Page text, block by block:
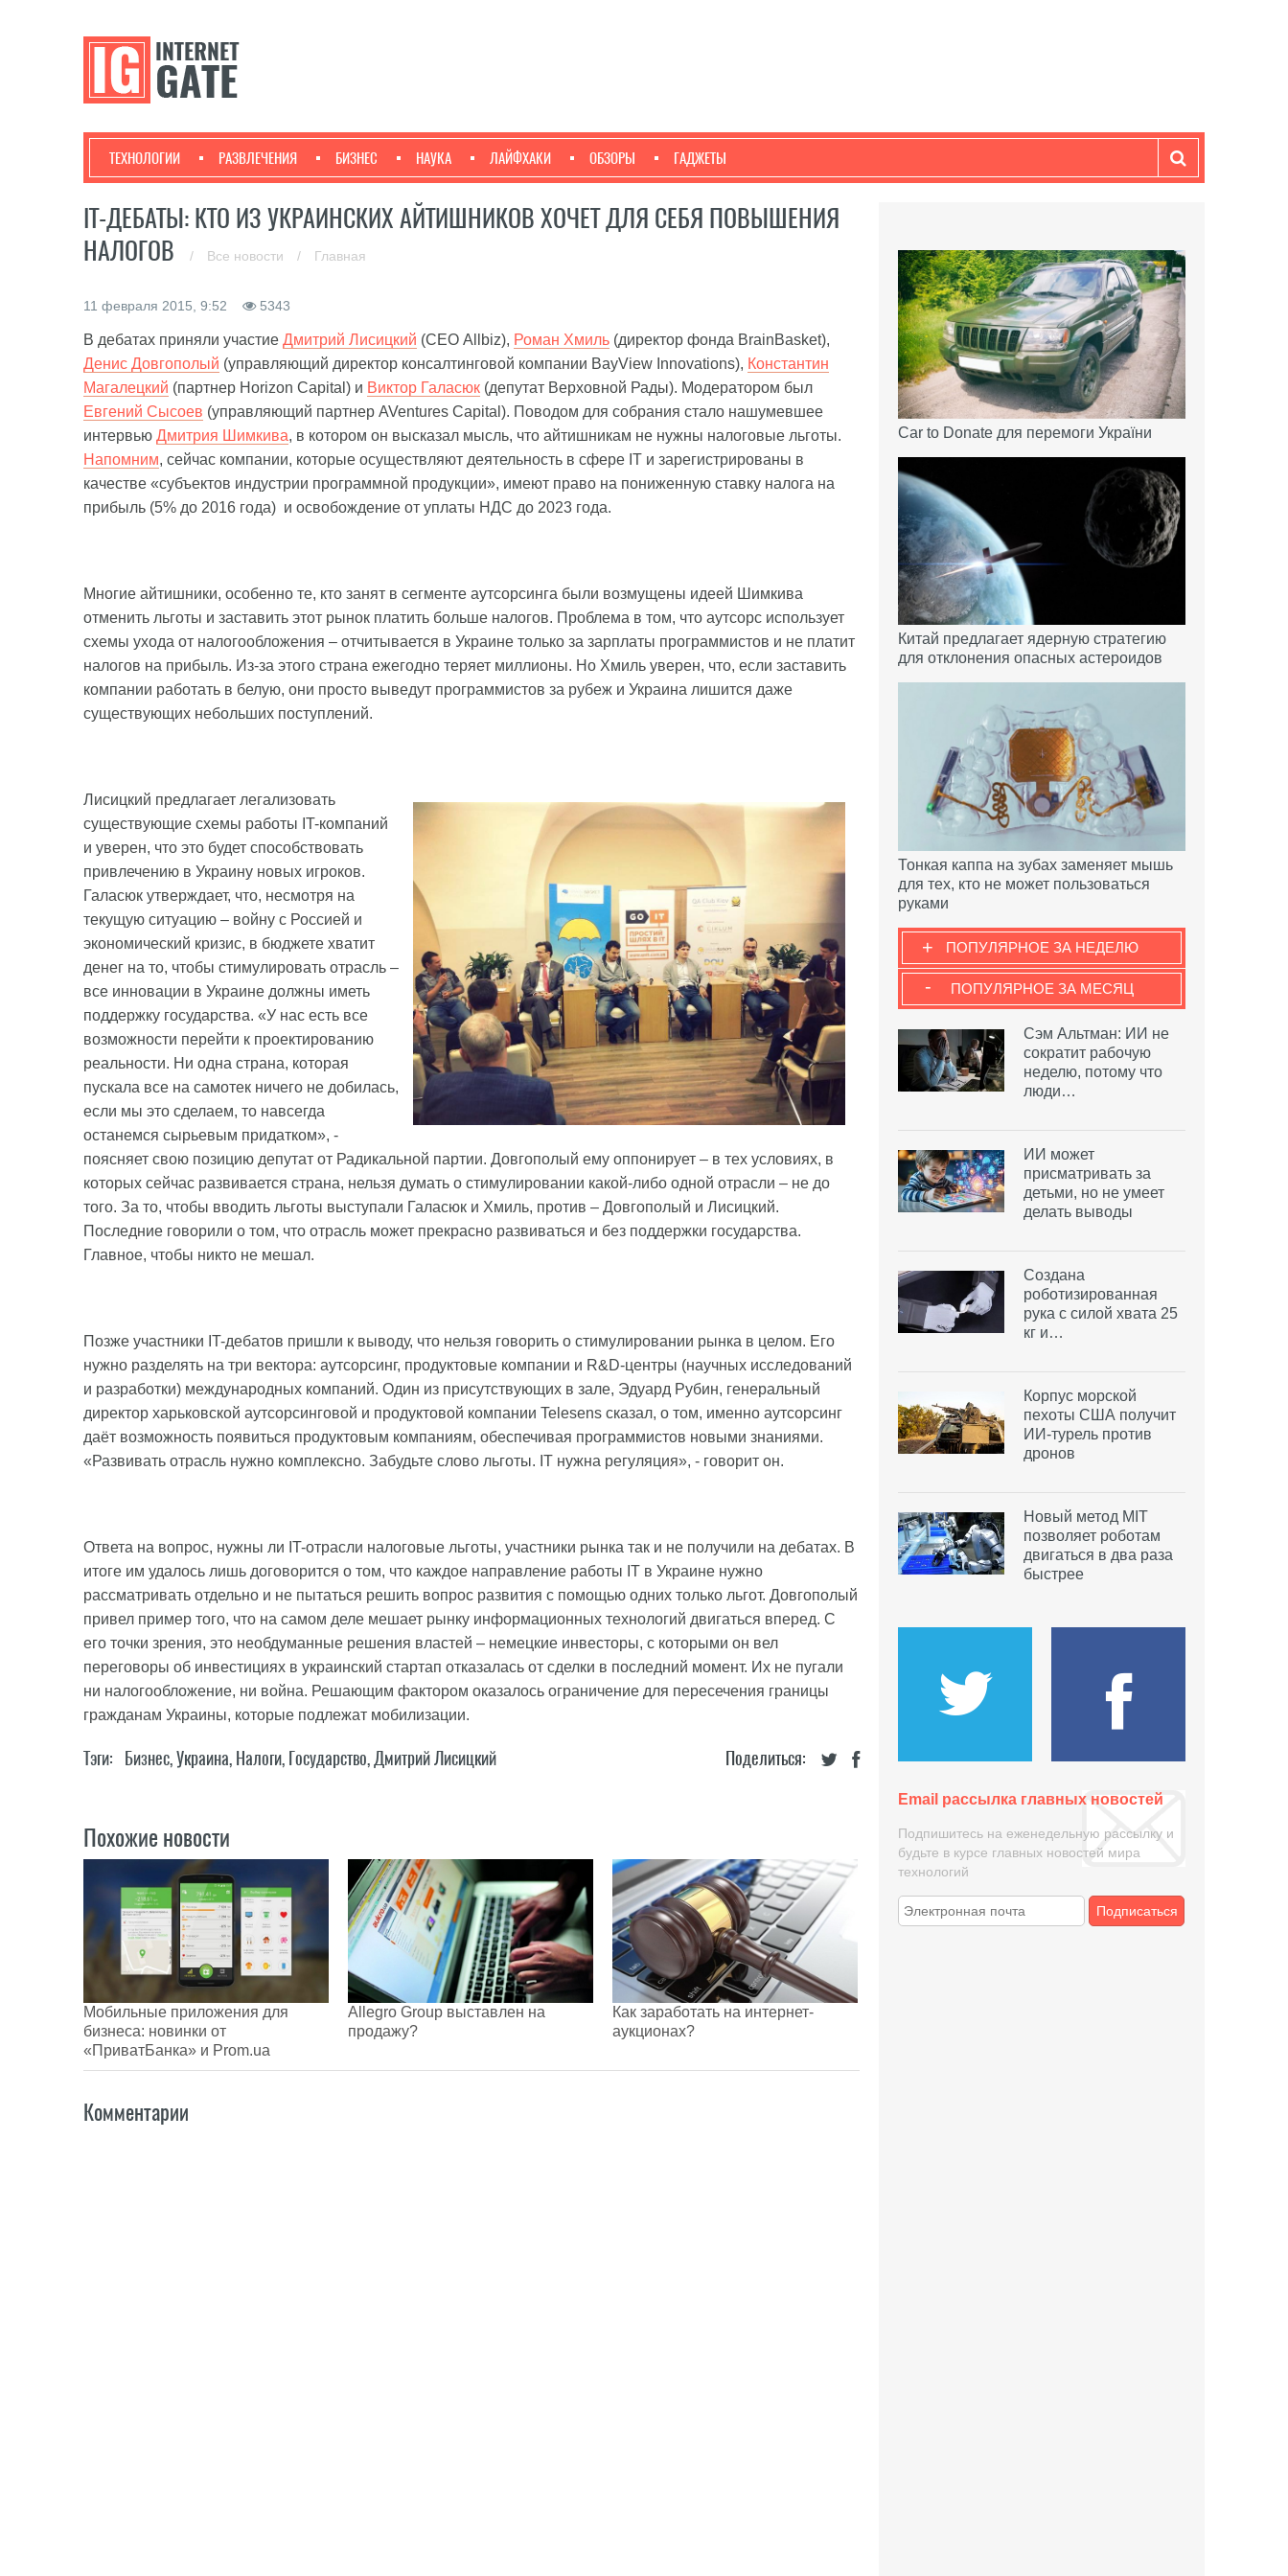
ТЕХНОЛОГИИ РАЗВЛЕЧЕНИЯ БИЗНЕС НАУКА ЛАЙФХАКИ ОБЗОРЫ ГАДЖЕТЫ
IТ-ДЕБАТЫ: КТО ИЗ УКРАИНСКИХ АЙТИШНИКОВ ХОЧЕТ ДЛЯ СЕБЯ ПОВЫШЕНИЯ
НАЛОГОВ
/ Все новости / Главная
11 февраля 2015, 9:52 5343
В дебатах приняли участие Дмитрий Лисицкий (СЕО Allbiz), Роман Хмиль (директор фонда BrainBasket),
Денис Довгополый (управляющий директор консалтинговой компании BayView Innovations), Константин
Магалецкий (партнер Horizon Capital) и Виктор Галасюк (депутат Верховной Рады). Модератором был
Евгений Сысоев (управляющий партнер AVentures Capital). Поводом для собрания стало нашумевшее
интервью Дмитрия Шимкива, в котором он высказал мысль, что айтишникам не нужны налоговые льготы.
Напомним, сейчас компании, которые осуществляют деятельность в сфере IТ и зарегистрированы в
качестве «субъектов индустрии программной продукции», имеют право на пониженную ставку налога на
прибыль (5% до 2016 года) и освобождение от уплаты НДС до 2023 года.
Многие айтишники, особенно те, кто занят в сегменте аутсорсинга были возмущены идеей Шимкива
отменить льготы и заставить этот рынок платить больше налогов. Проблема в том, что аутсорс использует
схемы ухода от налогообложения – отчитывается в Украине только за зарплаты программистов и не платит
налогов на прибыль. Из-за этого страна ежегодно теряет миллионы. Но Хмиль уверен, что, если заставить
компании работать в белую, они просто выведут программистов за рубеж и Украина лишится даже
существующих небольших поступлений.
Лисицкий предлагает легализовать
существующие схемы работы IT-компаний
и уверен, что это будет способствовать
привлечению в Украину новых игроков.
Галасюк утверждает, что, несмотря на
текущую ситуацию – войну с Россией и
экономический кризис, в бюджете хватит
денег на то, чтобы стимулировать отрасль –
все инновации в Украине должны иметь
поддержку государства. «У нас есть все
возможности перейти к проектированию
реальности. Ни одна страна, которая
пускала все на самотек ничего не добилась,
если мы это сделаем, то навсегда
останемся сырьевым придатком», -
поясняет свою позицию депутат от Радикальной партии. Довгополый ему оппонирует – в тех условиях, в
которых сейчас развивается страна, нельзя думать о стимулировании какой-либо одной отрасли – не до
того. За то, чтобы вводить льготы выступали Галасюк и Хмиль, против – Довгополый и Лисицкий.
Последние говорили о том, что отрасль может прекрасно развиваться и без поддержки государства.
Главное, чтобы никто не мешал.
Позже участники IT-дебатов пришли к выводу, что нельзя говорить о стимулировании рынка в целом. Его
нужно разделять на три вектора: аутсорсинг, продуктовые компании и R&D-центры (научных исследований
и разработки) международных компаний. Один из присутствующих в зале, Эдуард Рубин, генеральный
директор харьковской аутсорсинговой и продуктовой компании Telesens сказал, о том, именно аутсорсинг
даёт возможность появиться продуктовым компаниям, обеспечивая программистов новыми знаниями.
«Развивать отрасль нужно комплексно. Забудьте слово льготы. IТ нужна регуляция», - говорит он.
Ответа на вопрос, нужны ли IT-отрасли налоговые льготы, участники рынка так и не получили на дебатах. В
итоге им удалось лишь договорится о том, что каждое направление работы IT в Украине нужно
рассматривать отдельно и не пытаться решить вопрос развития с помощью одних только льгот. Довгополый
привел пример того, что на самом деле мешает рынку информационных технологий двигаться вперед. С
его точки зрения, это необдуманные решения властей – немецкие инвесторы, с которыми он вел
переговоры об инвестициях в украинский стартап отказалась от сделки в последний момент. Их не пугали
ни налогообложение, ни война. Решающим фактором оказалось ограничение для пересечения границы
гражданам Украины, которые подлежат мобилизации.
Поделиться:
Тэги: Бизнес,Украина, Налоги, Государство,Дмитрий Лисицкий
Похожие новости
Мобильные приложения для
бизнеса: новинки от
«ПриватБанка» и Prom.ua
Allegro Group выставлен на
продажу?
Как заработать на интернет-
аукционах?
Комментарии
Car to Donate для перемоги України
Китай предлагает ядерную стратегию
для отклонения опасных астероидов
Тонкая каппа на зубах заменяет мышь
для тех, кто не может пользоваться
руками
ПОПУЛЯРНОЕ ЗА НЕДЕЛЮ
+
ПОПУЛЯРНОЕ ЗА МЕСЯЦ
-
Сэм Альтман: ИИ не
сократит рабочую
неделю, потому что
люди…
ИИ может
присматривать за
детьми, но не умеет
делать выводы
Создана
роботизированная
рука с силой хвата 25
кг и…
Корпус морской
пехоты США получит
ИИ-турель против
дронов
Новый метод MIT
позволяет роботам
двигаться в два раза
быстрее
Email рассылка главных новостей
Подпишитесь на еженедельную рассылку и
будьте в курсе главных новостей мира
технологий
Подписаться